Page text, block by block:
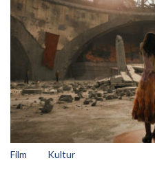
Film Kultur